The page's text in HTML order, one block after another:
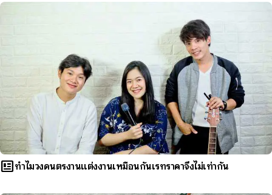
newsmodeทำไมวงดนตรีงานแต่งงานเหมือนกันเรทราคาจึงไม่เท่ากัน